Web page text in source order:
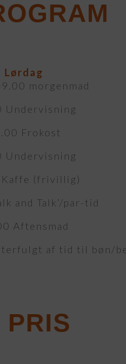
Lørdag
morgenmad
Undervisning
Frokost
Undervisning
Kaffe (frivillig)
and Talk’/par-tid
Aftensmad
af tid til bøn/
PRIS